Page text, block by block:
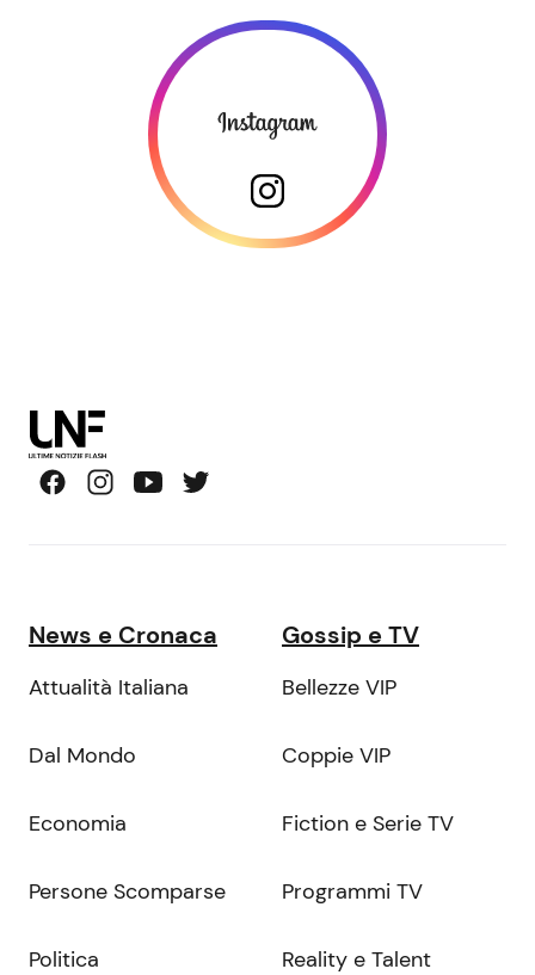
News e Cronaca
Attualità Italiana
Dal Mondo
Economia
Persone Scomparse
Politica
Gossip e TV
Bellezze VIP
Coppie VIP
Fiction e Serie TV
Programmi TV
Reality e Talent